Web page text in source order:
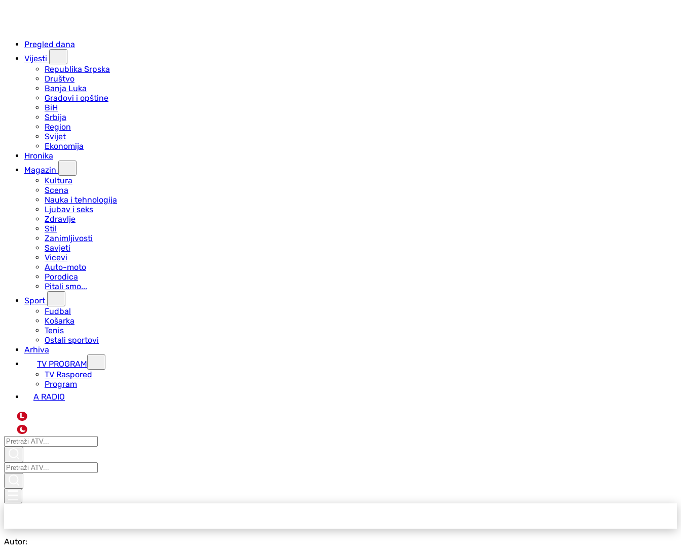
Pregled dana
Vijesti
Republika Srpska
Društvo
Banja Luka
Gradovi i opštine
BiH
Srbija
Region
Svijet
Ekonomija
Hronika
Magazin
Kultura
Scena
Nauka i tehnologija
Ljubav i seks
Zdravlje
Stil
Zanimljivosti
Savjeti
Vicevi
Auto-moto
Porodica
Pitali smo...
Sport
Fudbal
Košarka
Tenis
Ostali sportovi
Arhiva
TV PROGRAM
ТV Raspored
Program
A RADIO
L
Autor: